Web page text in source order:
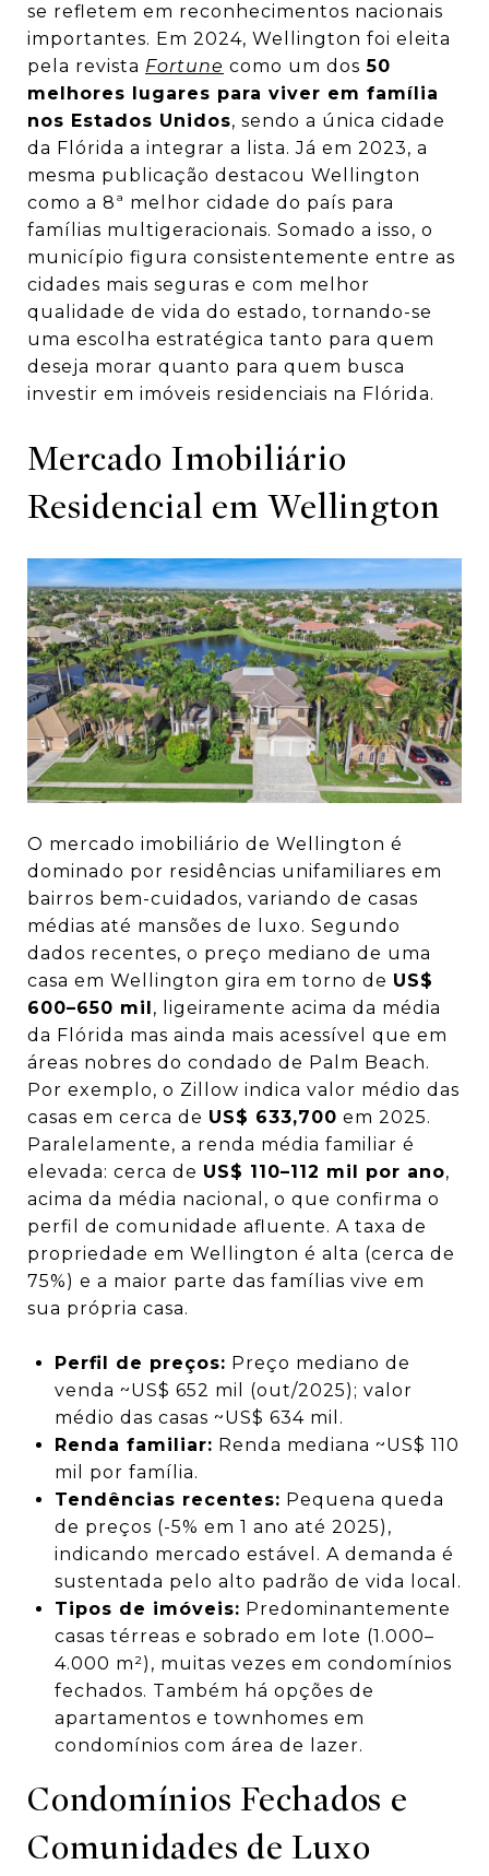
se refletem em reconhecimentos nacionais
importantes. Em 2024, Wellington foi eleita
pela revista Fortune como um dos 50
melhores lugares para viver em família
nos Estados Unidos, sendo a única cidade
da Flórida a integrar a lista. Já em 2023, a
mesma publicação destacou Wellington
como a 8ª melhor cidade do país para
famílias multigeracionais. Somado a isso, o
município figura consistentemente entre as
cidades mais seguras e com melhor
qualidade de vida do estado, tornando-se
uma escolha estratégica tanto para quem
deseja morar quanto para quem busca
investir em imóveis residenciais na Flórida.
Mercado Imobiliário
Residencial em Wellington
O mercado imobiliário de Wellington é
dominado por residências unifamiliares em
bairros bem-cuidados, variando de casas
médias até mansões de luxo. Segundo
dados recentes, o preço mediano de uma
casa em Wellington gira em torno de US$
600–650 mil, ligeiramente acima da média
da Flórida mas ainda mais acessível que em
áreas nobres do condado de Palm Beach.
Por exemplo, o Zillow indica valor médio das
casas em cerca de US$ 633,700 em 2025.
Paralelamente, a renda média familiar é
elevada: cerca de US$ 110–112 mil por ano,
acima da média nacional, o que confirma o
perfil de comunidade afluente. A taxa de
propriedade em Wellington é alta (cerca de
75%) e a maior parte das famílias vive em
sua própria casa.
Perfil de preços: Preço mediano de
venda ~US$ 652 mil (out/2025); valor
médio das casas ~US$ 634 mil.
Renda familiar: Renda mediana ~US$ 110
mil por família.
Tendências recentes: Pequena queda
de preços (-5% em 1 ano até 2025),
indicando mercado estável. A demanda é
sustentada pelo alto padrão de vida local.
Tipos de imóveis: Predominantemente
casas térreas e sobrado em lote (1.000–
4.000 m²), muitas vezes em condomínios
fechados. Também há opções de
apartamentos e townhomes em
condomínios com área de lazer.
Condomínios Fechados e
Comunidades de Luxo